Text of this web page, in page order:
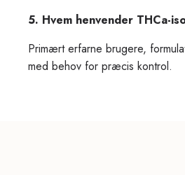
5. Hvem henvender THCa-
Primært erfarne brugere,
med behov for præcis kontrol.